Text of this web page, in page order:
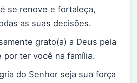
se renove e fortaleça,
as suas decisões.
grato(a) a Deus pela
por ter você na família.
do Senhor seja sua força